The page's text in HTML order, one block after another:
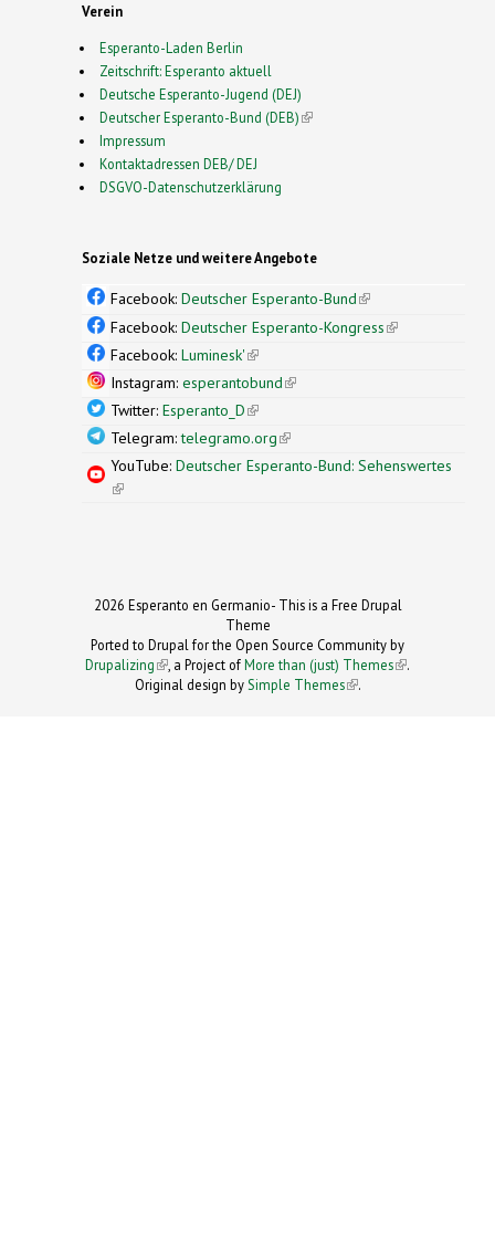
Verein
Esperanto-Laden Berlin
Zeitschrift: Esperanto aktuell
Deutsche Esperanto-Jugend (DEJ)
Deutscher Esperanto-Bund (DEB)(link is external)
Impressum
Kontaktadressen DEB/ DEJ
DSGVO-Datenschutzerklärung
Soziale Netze und weitere Angebote
Facebook: Deutscher Esperanto-Bund(link is
external)
Facebook: Deutscher Esperanto-Kongress(link is
Facebook: Luminesk'(link is external)
Instagram: esperantobund(link is external)
Twitter: Esperanto_D(link is external)
Telegram:telegramo.org(link is external)
YouTube: Deutscher Esperanto-Bund: Sehenswertes
(link is external)
2026 Esperanto en Germanio- This is a Free Drupal
Theme
Ported to Drupal for the Open Source Community by
Drupalizing(link is external)
, a Project ofMore than (just) Themes (link is
.
Original design by Simple Themes
(link is
.